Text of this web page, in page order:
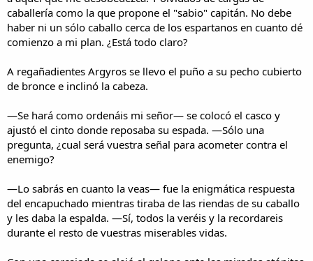
caballería como la que propone el "sabio" capitán. No debe
haber ni un sólo caballo cerca de los espartanos en cuanto dé
comienzo a mi plan. ¿Está todo claro?
A regañadientes Argyros se llevo el puño a su pecho cubierto
de bronce e inclinó la cabeza.
—Se hará como ordenáis mi señor— se colocó el casco y
ajustó el cinto donde reposaba su espada. —Sólo una
pregunta, ¿cual será vuestra señal para acometer contra el
enemigo?
—Lo sabrás en cuanto la veas— fue la enigmática respuesta
del encapuchado mientras tiraba de las riendas de su caballo
y les daba la espalda. —Sí, todos la veréis y la recordareis
durante el resto de vuestras miserables vidas.